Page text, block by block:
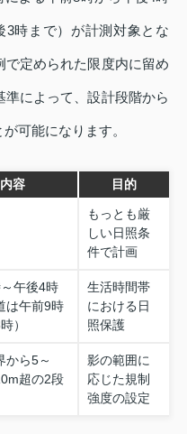
3時まで）が計測対象とな
で定められた限度内に留め
によって、設計段階から
可能になります。
内容 目的
もっとも厳
しい日照条
件で計画
午後4時
は午前9時
）
生活時間帯
における日
照保護
から5～
超の2段
影の範囲に
応じた規制
強度の設定